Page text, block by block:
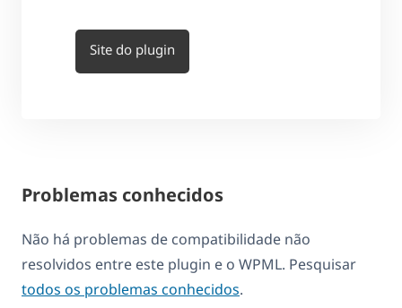
Site do plugin
Problemas conhecidos
Não há problemas de compatibilidade não
resolvidos entre este plugin e o WPML. Pesquisar
todos os problemas conhecidos.